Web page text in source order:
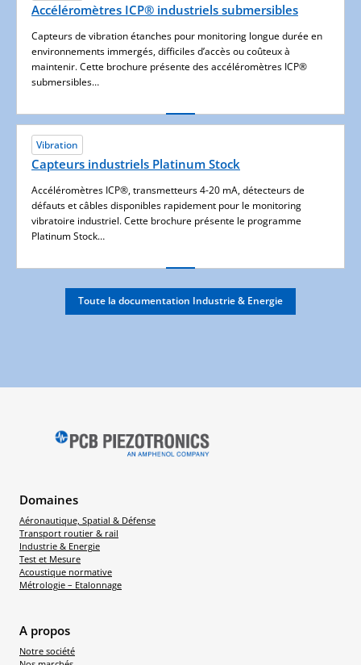
Accéléromètres ICP® industriels submersibles
Capteurs de vibration étanches pour monitoring longue durée en
environnements immergés, difficiles d’accès ou coûteux à
maintenir. Cette brochure présente des accéléromètres ICP®
submersibles…
Vibration
Capteurs industriels Platinum Stock
Accéléromètres ICP®, transmetteurs 4-20 mA, détecteurs de
défauts et câbles disponibles rapidement pour le monitoring
vibratoire industriel. Cette brochure présente le programme
Platinum Stock…
Toute la documentation Industrie & Energie
Domaines
Aéronautique, Spatial & Défense
Transport routier & rail
Industrie & Energie
Test et Mesure
Acoustique normative
Métrologie – Etalonnage
A propos
Notre société